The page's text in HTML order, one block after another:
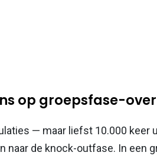
op groepsfase-
— maar liefst 10.000 keer
naar de knock-outfase. In een